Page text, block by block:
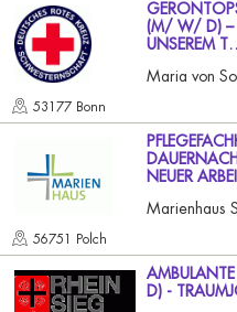
(M/ W/ D) –
UNSEREM
Maria von
53177 Bonn
NEUER
56751 Polch
D) -